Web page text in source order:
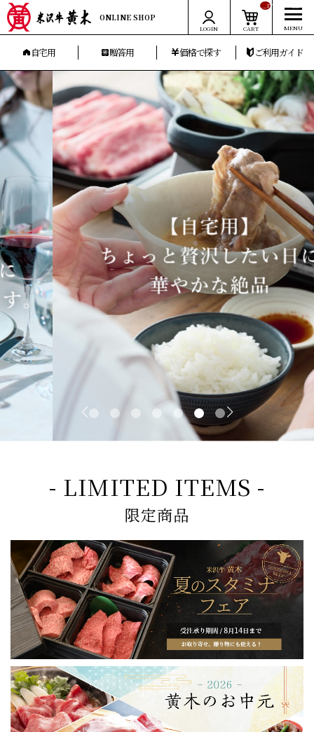
ONLINE SHOP
LOGIN CART
__ITM_CNT__
自宅用 贈答用 価格で探す ご利用ガイド
- LIMITED ITEMS -
限定商品